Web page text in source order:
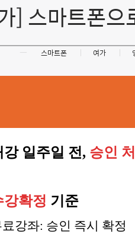
] 스마트폰으
ㅡ 스마트폰 여가
강 일주일 전, 승인
강확정 기준
료강좌: 승인 즉시 확정